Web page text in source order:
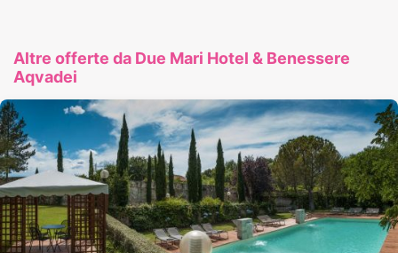
Altre offerte da Due Mari Hotel & Benessere
Aqvadei